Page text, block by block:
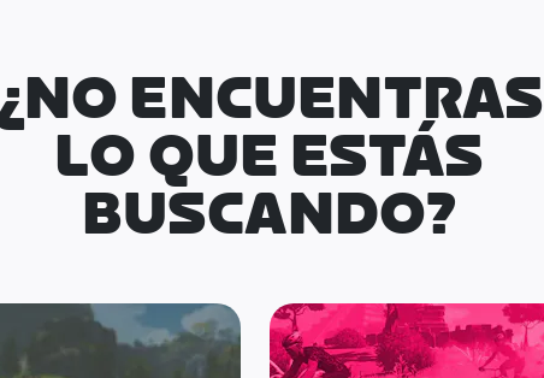
ENCUENTRAS
LO QUE ESTÁS
BUSCANDO?